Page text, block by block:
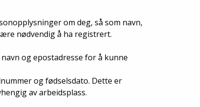
om deg, så som navn,
nødvendig å ha registrert.
og epostadresse for å kunne
og fødselsdato. Dette er
av arbeidsplass.